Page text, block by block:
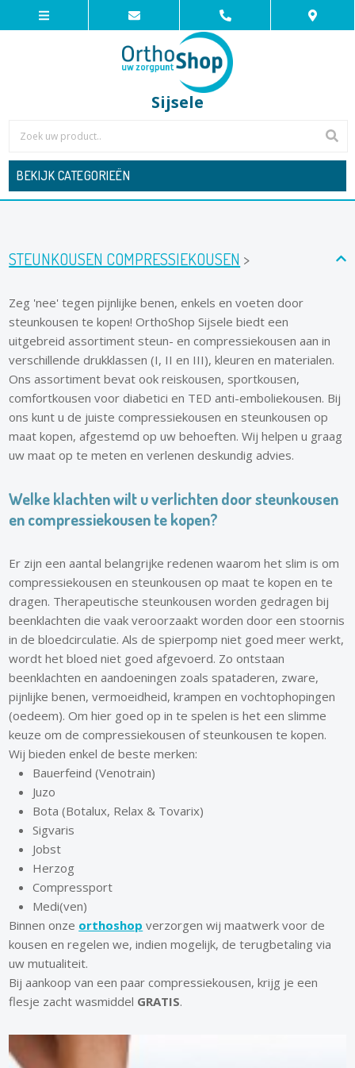
Sijsele
BEKIJK CATEGORIEËN
STEUNKOUSEN COMPRESSIEKOUSEN >
Zeg 'nee' tegen pijnlijke benen, enkels en voeten door
steunkousen te kopen! OrthoShop Sijsele biedt een
uitgebreid assortiment steun- en compressiekousen aan in
verschillende drukklassen (I, II en III), kleuren en materialen.
Ons assortiment bevat ook reiskousen, sportkousen,
comfortkousen voor diabetici en TED anti-emboliekousen. Bij
ons kunt u de juiste compressiekousen en steunkousen op
maat kopen, afgestemd op uw behoeften. Wij helpen u graag
uw maat op te meten en verlenen deskundig advies.
Welke klachten wilt u verlichten door steunkousen
en compressiekousen te kopen?
Er zijn een aantal belangrijke redenen waarom het slim is om
compressiekousen en steunkousen op maat te kopen en te
dragen. Therapeutische steunkousen worden gedragen bij
beenklachten die vaak veroorzaakt worden door een stoornis
in de bloedcirculatie. Als de spierpomp niet goed meer werkt,
wordt het bloed niet goed afgevoerd. Zo ontstaan
beenklachten en aandoeningen zoals spataderen, zware,
pijnlijke benen, vermoeidheid, krampen en vochtophopingen
(oedeem). Om hier goed op in te spelen is het een slimme
keuze om de compressiekousen of steunkousen te kopen.
Wij bieden enkel de beste merken:
Bauerfeind (Venotrain)
Juzo
Bota (Botalux, Relax & Tovarix)
Sigvaris
Jobst
Herzog
Compressport
Medi(ven)
Binnen onze orthoshop verzorgen wij maatwerk voor de
kousen en regelen we, indien mogelijk, de terugbetaling via
uw mutualiteit.
Bij aankoop van een paar compressiekousen, krijg je een
flesje zacht wasmiddel GRATIS.